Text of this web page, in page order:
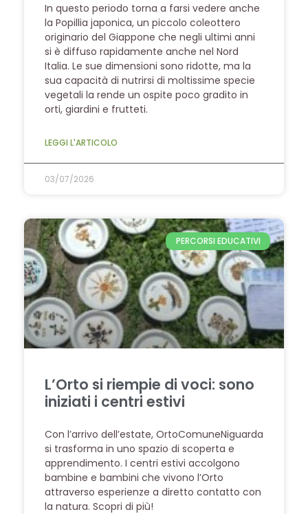
In questo periodo torna a farsi vedere anche
la Popillia japonica, un piccolo coleottero
originario del Giappone che negli ultimi anni
si è diffuso rapidamente anche nel Nord
Italia. Le sue dimensioni sono ridotte, ma la
sua capacità di nutrirsi di moltissime specie
vegetali la rende un ospite poco gradito in
orti, giardini e frutteti.
LEGGI L'ARTICOLO
03/07/2026
PERCORSI EDUCATIVI
L’Orto si riempie di voci: sono
iniziati i centri estivi
Con l’arrivo dell’estate, OrtoComuneNiguarda
si trasforma in uno spazio di scoperta e
apprendimento. I centri estivi accolgono
bambine e bambini che vivono l’Orto
attraverso esperienze a diretto contatto con
la natura. Scopri di più!